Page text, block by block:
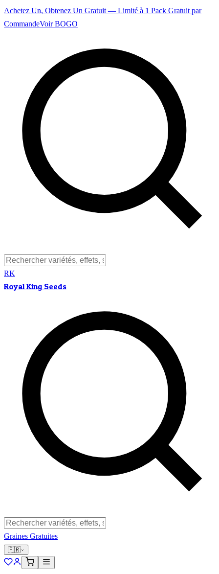
Achetez Un, Obtenez Un Gratuit — Limité à 1 Pack Gratuit par
CommandeVoir BOGO
RK
Royal King Seeds
Graines Gratuites
🇫🇷